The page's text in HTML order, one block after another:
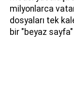
milyonlarca
dosyaları tek
bir "beyaz